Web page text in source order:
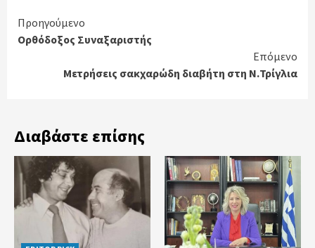
Continue
Reading
Προηγούμενο
Ορθόδοξος Συναξαριστής
Επόμενο
Μετρήσεις σακχαρώδη διαβήτη στη Ν.Τρίγλια
Διαβάστε επίσης